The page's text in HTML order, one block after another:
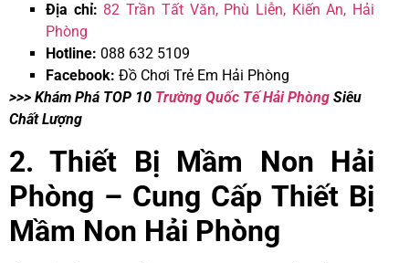
Địa chỉ: 82 Trần Tất Văn, Phù Liễn, Kiến An, Hải
Phòng
Hotline: 088 632 5109
Facebook: Đồ Chơi Trẻ Em Hải Phòng
>>> Khám Phá TOP 10 Trường Quốc Tế Hải Phòng Siêu
Chất Lượng
2. Thiết Bị Mầm Non Hải
Phòng – Cung Cấp Thiết Bị
Mầm Non Hải Phòng